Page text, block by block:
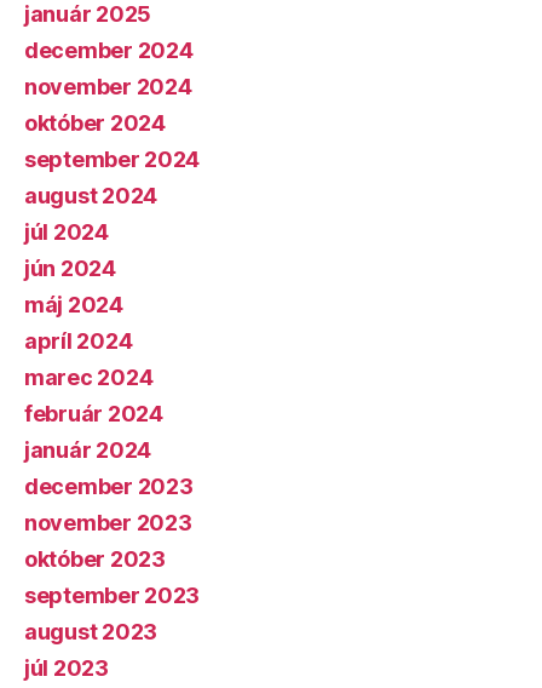
január 2025
december 2024
november 2024
október 2024
september 2024
august 2024
júl 2024
jún 2024
máj 2024
apríl 2024
marec 2024
február 2024
január 2024
december 2023
november 2023
október 2023
september 2023
august 2023
júl 2023